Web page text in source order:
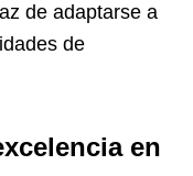
de adaptarse a
de
en